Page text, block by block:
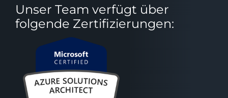
Unser Team verfügt über
folgende Zertifizierungen: